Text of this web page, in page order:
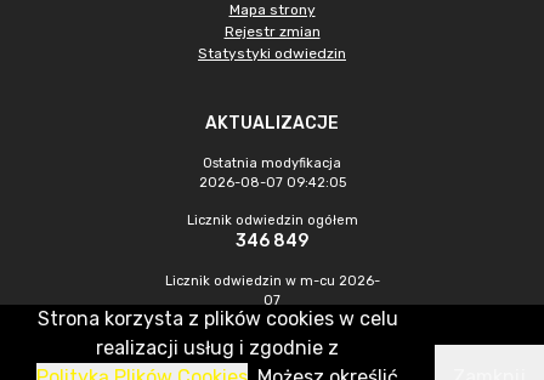
Mapa strony
Rejestr zmian
Statystyki odwiedzin
AKTUALIZACJE
Ostatnia modyfikacja
2026-08-07 09:42:05
Licznik odwiedzin ogółem
346 849
Licznik odwiedzin w m-cu 2026-
07
1 240
CMS & Hosting: Nefeni Sp. z o.o.
Strona korzysta z plików cookies w celu
realizacji usług i zgodnie z